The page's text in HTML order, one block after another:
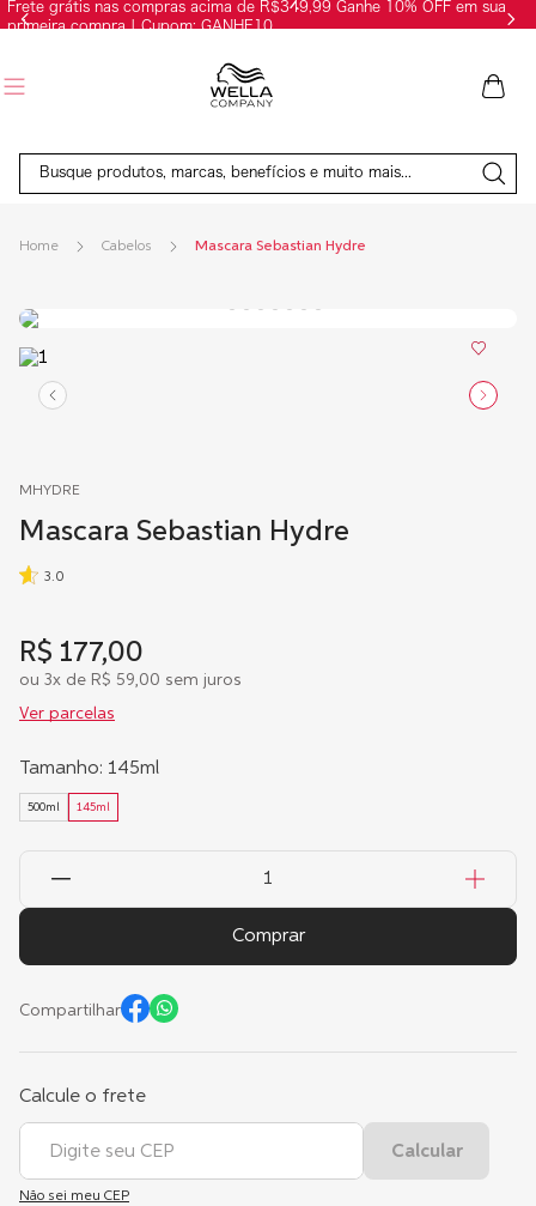
Frete grátis nas compras acima de R$349,99 Ganhe 10% OFF em sua
primeira compra | Cupom: GANHE10
Busque produtos, marcas, benefícios e muito mais...
Cabelos Mascara Sebastian Hydre
MHYDRE
Mascara Sebastian Hydre
3.0
R$ 177,00
ou 3x de R$ 59,00 sem juros
Ver parcelas
Tamanho: 145ml
500ml 145ml
Comprar
Compartilhar
Não sei meu CEP